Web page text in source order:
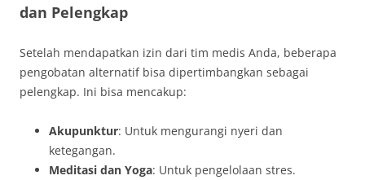
dan Pelengkap
Setelah mendapatkan izin dari tim medis Anda, beberapa
pengobatan alternatif bisa dipertimbangkan sebagai
pelengkap. Ini bisa mencakup:
Akupunktur: Untuk mengurangi nyeri dan
ketegangan.
Meditasi dan Yoga: Untuk pengelolaan stres.